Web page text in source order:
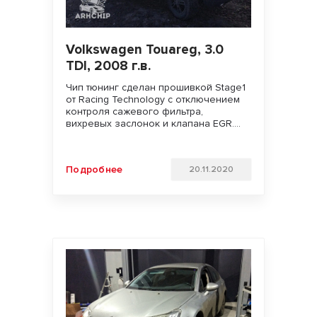
Volkswagen Touareg, 3.0
TDI, 2008 г.в.
Чип тюнинг сделан прошивкой Stage1
от Racing Technology с отключением
контроля сажевого фильтра,
вихревых заслонок и клапана EGR.
дорогах!!!
Подробнее 20.11.2020